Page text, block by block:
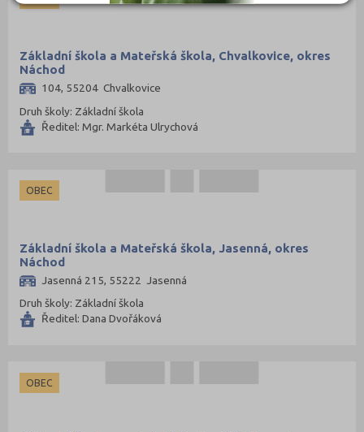
Základní škola a Mateřská škola, Chvalkovice, okres
Náchod
104, 55204 Chvalkovice
Druh školy: Základní škola
Ředitel: Mgr. Markéta Ulrychová
OBEC
Základní škola a Mateřská škola, Jasenná, okres
Náchod
Jasenná 215, 55222 Jasenná
Druh školy: Základní škola
Ředitel: Dana Dvořáková
OBEC